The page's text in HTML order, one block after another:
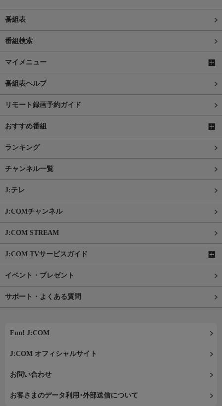
番組表
番組検索
マイメニュー
番組表ヘルプ
リモート録画予約ガイド
おすすめ番組
ランキング
チャンネル一覧
J:テレ
J:COMチャンネル
J:COM STREAM
J:COM TVサービスガイド
イベント・プレゼント
サポート・よくある質問
Fun! J:COM
J:COM オフィシャルサイト
お問い合わせ
お客さまのデータ利用･外部送信について